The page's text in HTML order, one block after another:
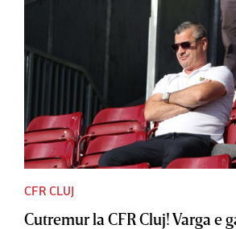
CFR CLUJ
Cutremur la CFR Cluj! Varga e